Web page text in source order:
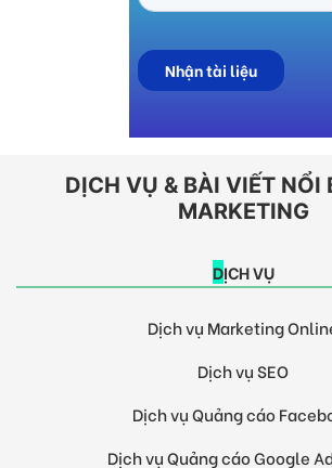
DỊCH VỤ & BÀI VIẾT NỔI
MARKETING
DỊCH VỤ
Dịch vụ Marketing
Dịch vụ SEO
Dịch vụ Quảng cáo
Dịch vụ Quảng cáo Google